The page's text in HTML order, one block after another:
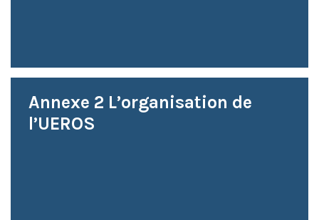
Annexe 2 L’organisation de
l’UEROS